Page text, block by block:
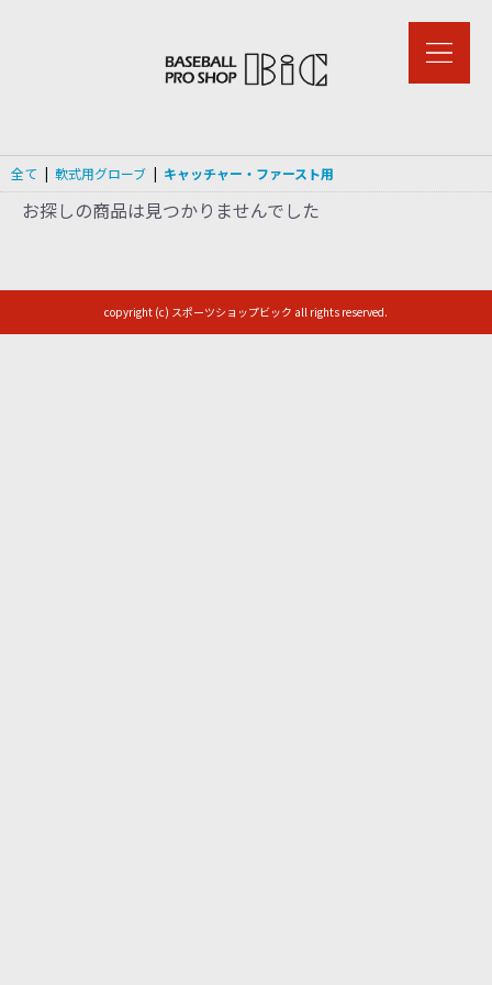
全て | 軟式用グローブ | キャッチャー・ファースト用
お探しの商品は見つかりませんでした
copyright (c) スポーツショップビック all rights reserved.